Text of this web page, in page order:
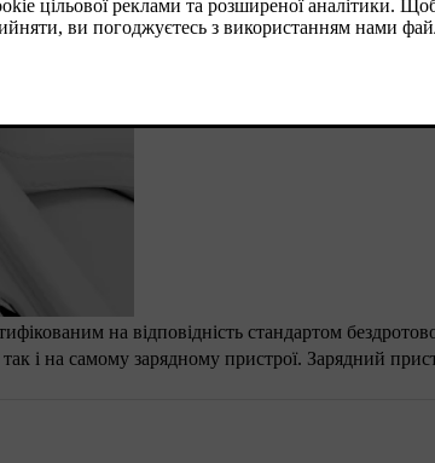
на відповідність стандартом
так і на самому зарядному пристрої. Зарядний